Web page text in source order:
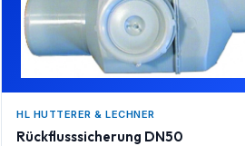
HL HUTTERER & LECHNER
Rückflusssicherung DN50